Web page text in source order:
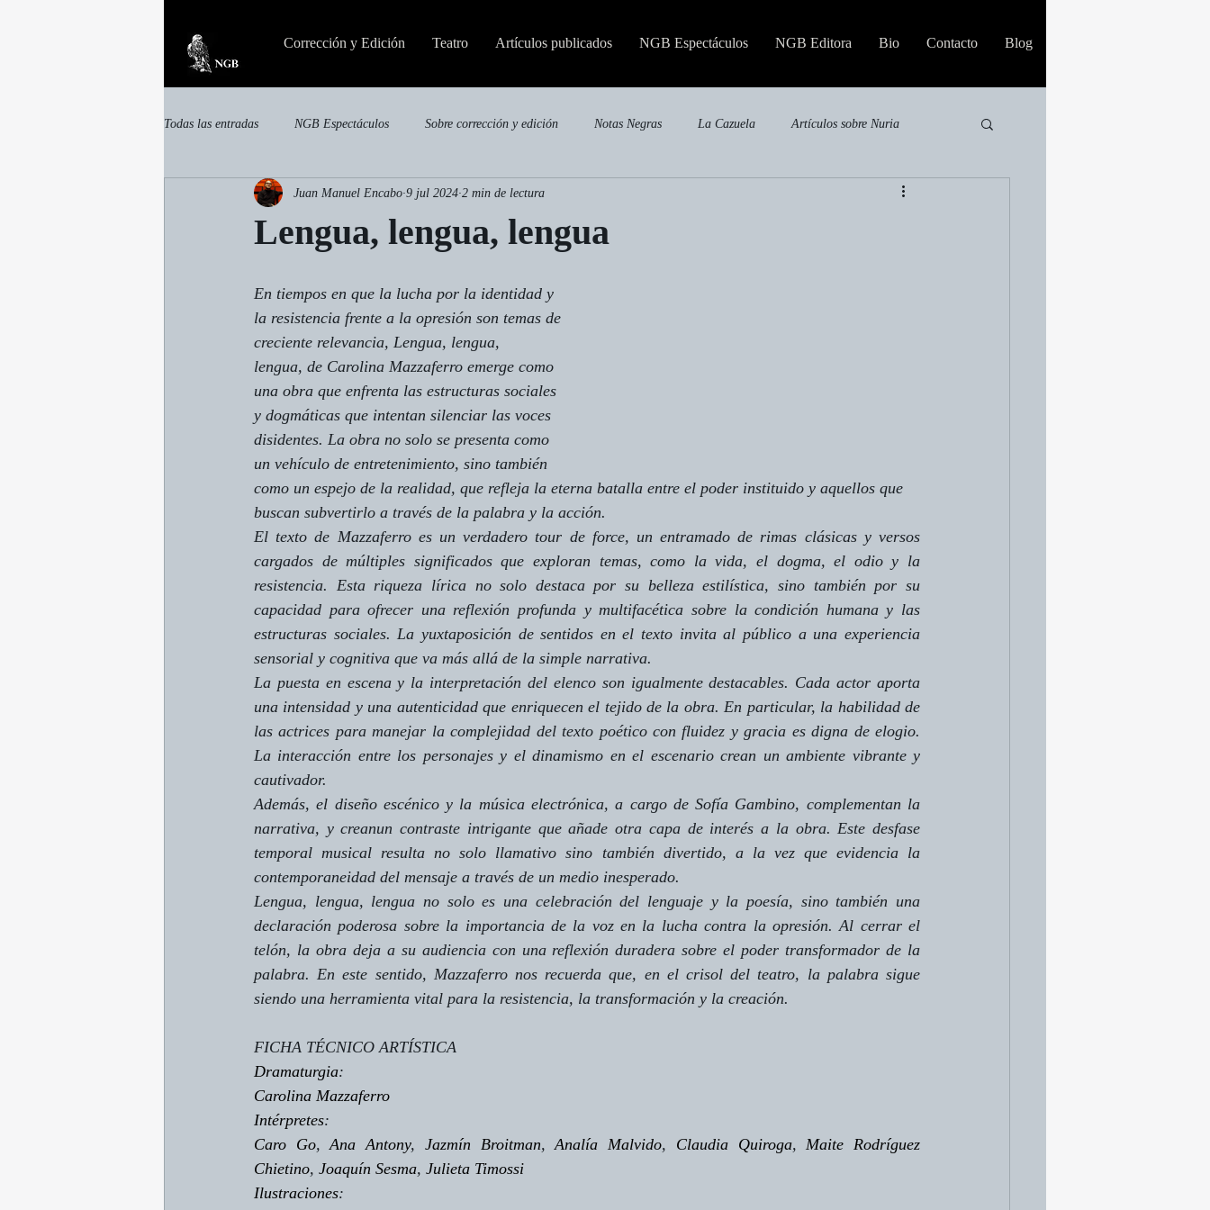
Corrección y Edición Teatro Artículos publicados NGB Espectáculos NGB Editora Bio Contacto Blog
Todas las entradas NGB Espectáculos Sobre corrección y edición Notas Negras La Cazuela Artículos sobre Nuria
Otras publicaciones Publicaciones especializadas
Lengua, lengua, lengua
Juan Manuel Encabo 9 jul 2024 2 min de lectura
En tiempos en que la lucha por la identidad y
la resistencia frente a la opresión son temas de
creciente relevancia, Lengua, lengua,
lengua, de Carolina Mazzaferro emerge como
una obra que enfrenta las estructuras sociales
y dogmáticas que intentan silenciar las voces
disidentes. La obra no solo se presenta como
un vehículo de entretenimiento, sino también
como un espejo de la realidad, que refleja la eterna batalla entre el poder instituido y aquellos que
buscan subvertirlo a través de la palabra y la acción.
El texto de Mazzaferro es un verdadero tour de force, un entramado de rimas clásicas y versos
cargados de múltiples significados que exploran temas, como la vida, el dogma, el odio y la
resistencia. Esta riqueza lírica no solo destaca por su belleza estilística, sino también por su
capacidad para ofrecer una reflexión profunda y multifacética sobre la condición humana y las
estructuras sociales. La yuxtaposición de sentidos en el texto invita al público a una experiencia
sensorial y cognitiva que va más allá de la simple narrativa.
La puesta en escena y la interpretación del elenco son igualmente destacables. Cada actor aporta
una intensidad y una autenticidad que enriquecen el tejido de la obra. En particular, la habilidad de
las actrices para manejar la complejidad del texto poético con fluidez y gracia es digna de elogio.
La interacción entre los personajes y el dinamismo en el escenario crean un ambiente vibrante y
cautivador.
Además, el diseño escénico y la música electrónica, a cargo de Sofía Gambino, complementan la
narrativa, y creanun contraste intrigante que añade otra capa de interés a la obra. Este desfase
temporal musical resulta no solo llamativo sino también divertido, a la vez que evidencia la
contemporaneidad del mensaje a través de un medio inesperado.
Lengua, lengua, lengua no solo es una celebración del lenguaje y la poesía, sino también una
declaración poderosa sobre la importancia de la voz en la lucha contra la opresión. Al cerrar el
telón, la obra deja a su audiencia con una reflexión duradera sobre el poder transformador de la
palabra. En este sentido, Mazzaferro nos recuerda que, en el crisol del teatro, la palabra sigue
siendo una herramienta vital para la resistencia, la transformación y la creación.
FICHA TÉCNICO ARTÍSTICA
Dramaturgia:
Carolina Mazzaferro
Intérpretes:
Caro Go, Ana Antony, Jazmín Broitman, Analía Malvido, Claudia Quiroga, Maite Rodríguez
Chietino, Joaquín Sesma, Julieta Timossi
Ilustraciones: